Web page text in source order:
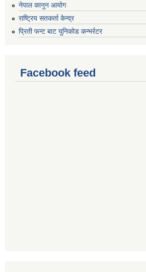
नेपाल कानुन आयोग
राष्ट्रिय सतकर्ता केन्द्र
प्रिती फन्ट बाट युनिकोड कन्भर्रटर
Facebook feed